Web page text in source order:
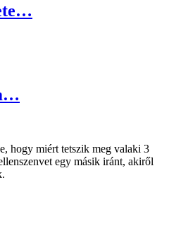
hogy miért tetszik meg valaki 3
egy másik iránt, akiről